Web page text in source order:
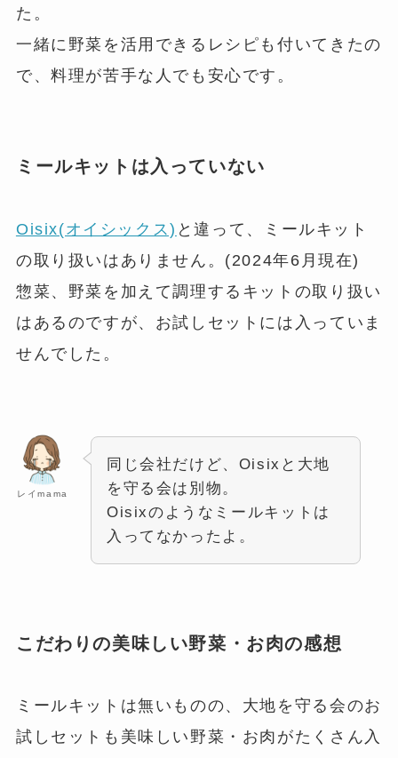
た。
一緒に野菜を活用できるレシピも付いてきたの
で、料理が苦手な人でも安心です。
ミールキットは入っていない
Oisix(オイシックス) と違って、ミールキット
の取り扱いはありません。(2024年6月現在)
惣菜、野菜を加えて調理するキットの取り扱い
はあるのですが、お試しセットには入っていま
せんでした。
レイmama
同じ会社だけど、Oisixと大地
を守る会は別物。
Oisixのようなミールキットは
入ってなかったよ。
こだわりの美味しい野菜・お肉の感想
ミールキットは無いものの、大地を守る会のお
試しセットも美味しい野菜・お肉がたくさん入